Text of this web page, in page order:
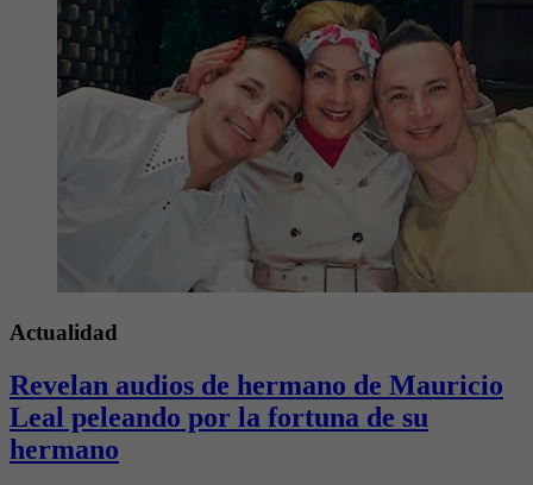
Actualidad
Revelan audios de hermano de Mauricio
Leal peleando por la fortuna de su
hermano